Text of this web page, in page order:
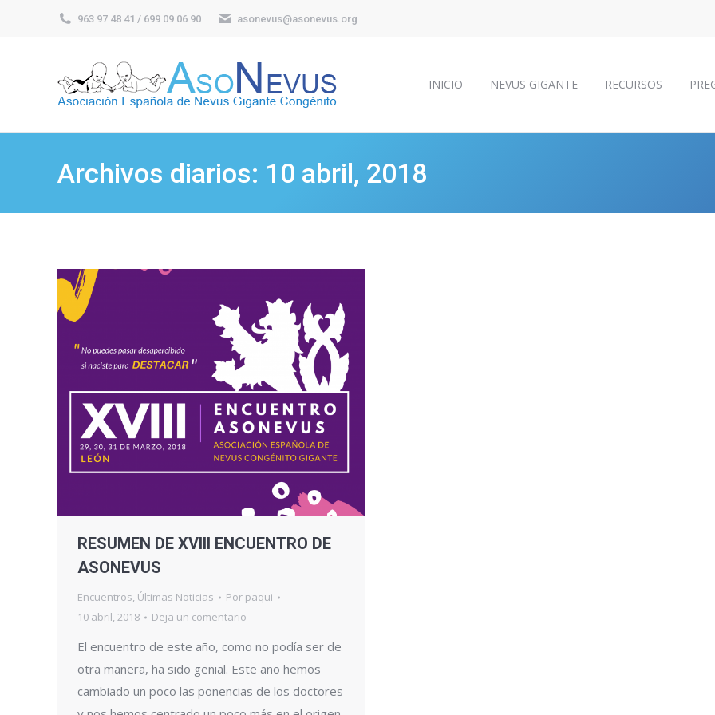
963 97 48 41 / 699 09 06 90 asonevus@asonevus.org
INICIO NEVUS GIGANTE RECURSOS
Archivos diarios: 10 abril, 2018
RESUMEN DE XVIII ENCUENTRO DE
ASONEVUS
Encuentros, Últimas Noticias Por paqui
10 abril, 2018
Deja un comentario
El encuentro de este año, como no podía ser de
otra manera, ha sido genial. Este año hemos
cambiado un poco las ponencias de los doctores